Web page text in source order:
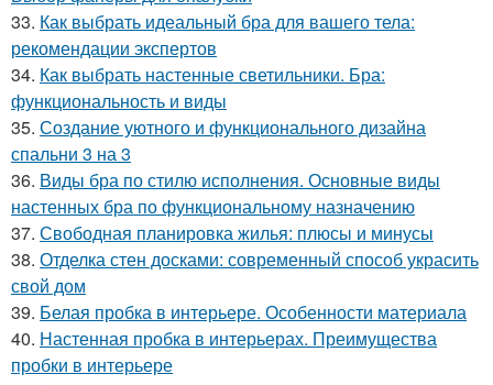
33. Как выбрать идеальный бра для вашего тела:
рекомендации экспертов
34. Как выбрать настенные светильники. Бра:
функциональность и виды
35. Создание уютного и функционального дизайна
спальни 3 на 3
36. Виды бра по стилю исполнения. Основные виды
настенных бра по функциональному назначению
37. Свободная планировка жилья: плюсы и минусы
38. Отделка стен досками: современный способ украсить
свой дом
39. Белая пробка в интерьере. Особенности материала
40. Настенная пробка в интерьерах. Преимущества
пробки в интерьере